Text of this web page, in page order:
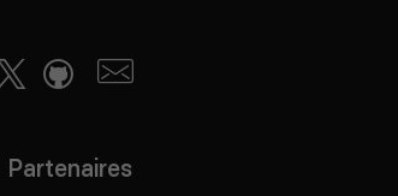
Partenaires